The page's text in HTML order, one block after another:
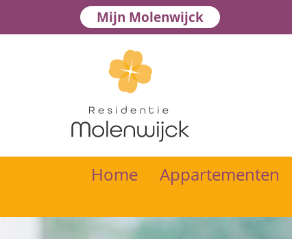
Mijn Molenwijck
Home Appartementen